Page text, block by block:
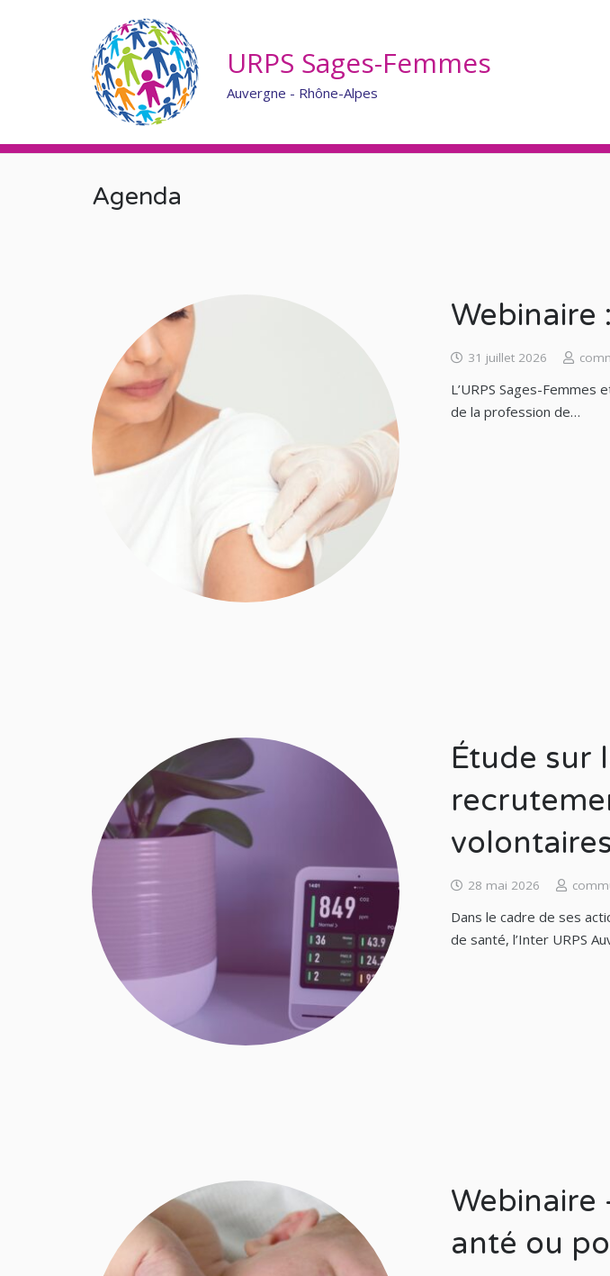
URPS Sages-Femmes
Auvergne - Rhône-Alpes
Agenda
Webinaire
31 juillet 2026
L’URPS Sages-
de la profession de…
Étude sur
28 mai 2026
Dans le cadre de ses
de santé, l’Inter URPS
Webinaire
anté ou